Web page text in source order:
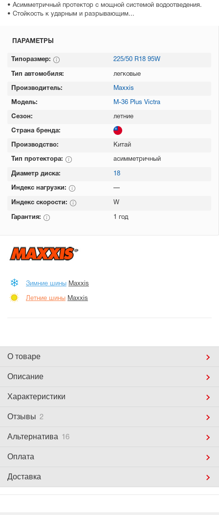
• Асимметричный протектор с мощной системой водоотведения.
• Стойкость к ударным и разрывающим...
ПАРАМЕТРЫ
Типоразмер: 225/50 R18 95W
Тип автомобиля: легковые
Производитель: Maxxis
Модель: M-36 Plus Victra
Сезон: летние
Страна бренда:
Производство: Китай
Тип протектора: асимметричный
Диаметр диска: 18
Индекс нагрузки: —
Индекс скорости: W
Гарантия: 1 год
Зимние шины Maxxis
Летние шины Maxxis
О товаре
Описание
Характеристики
Отзывы 2
Альтернатива 16
Оплата
Доставка